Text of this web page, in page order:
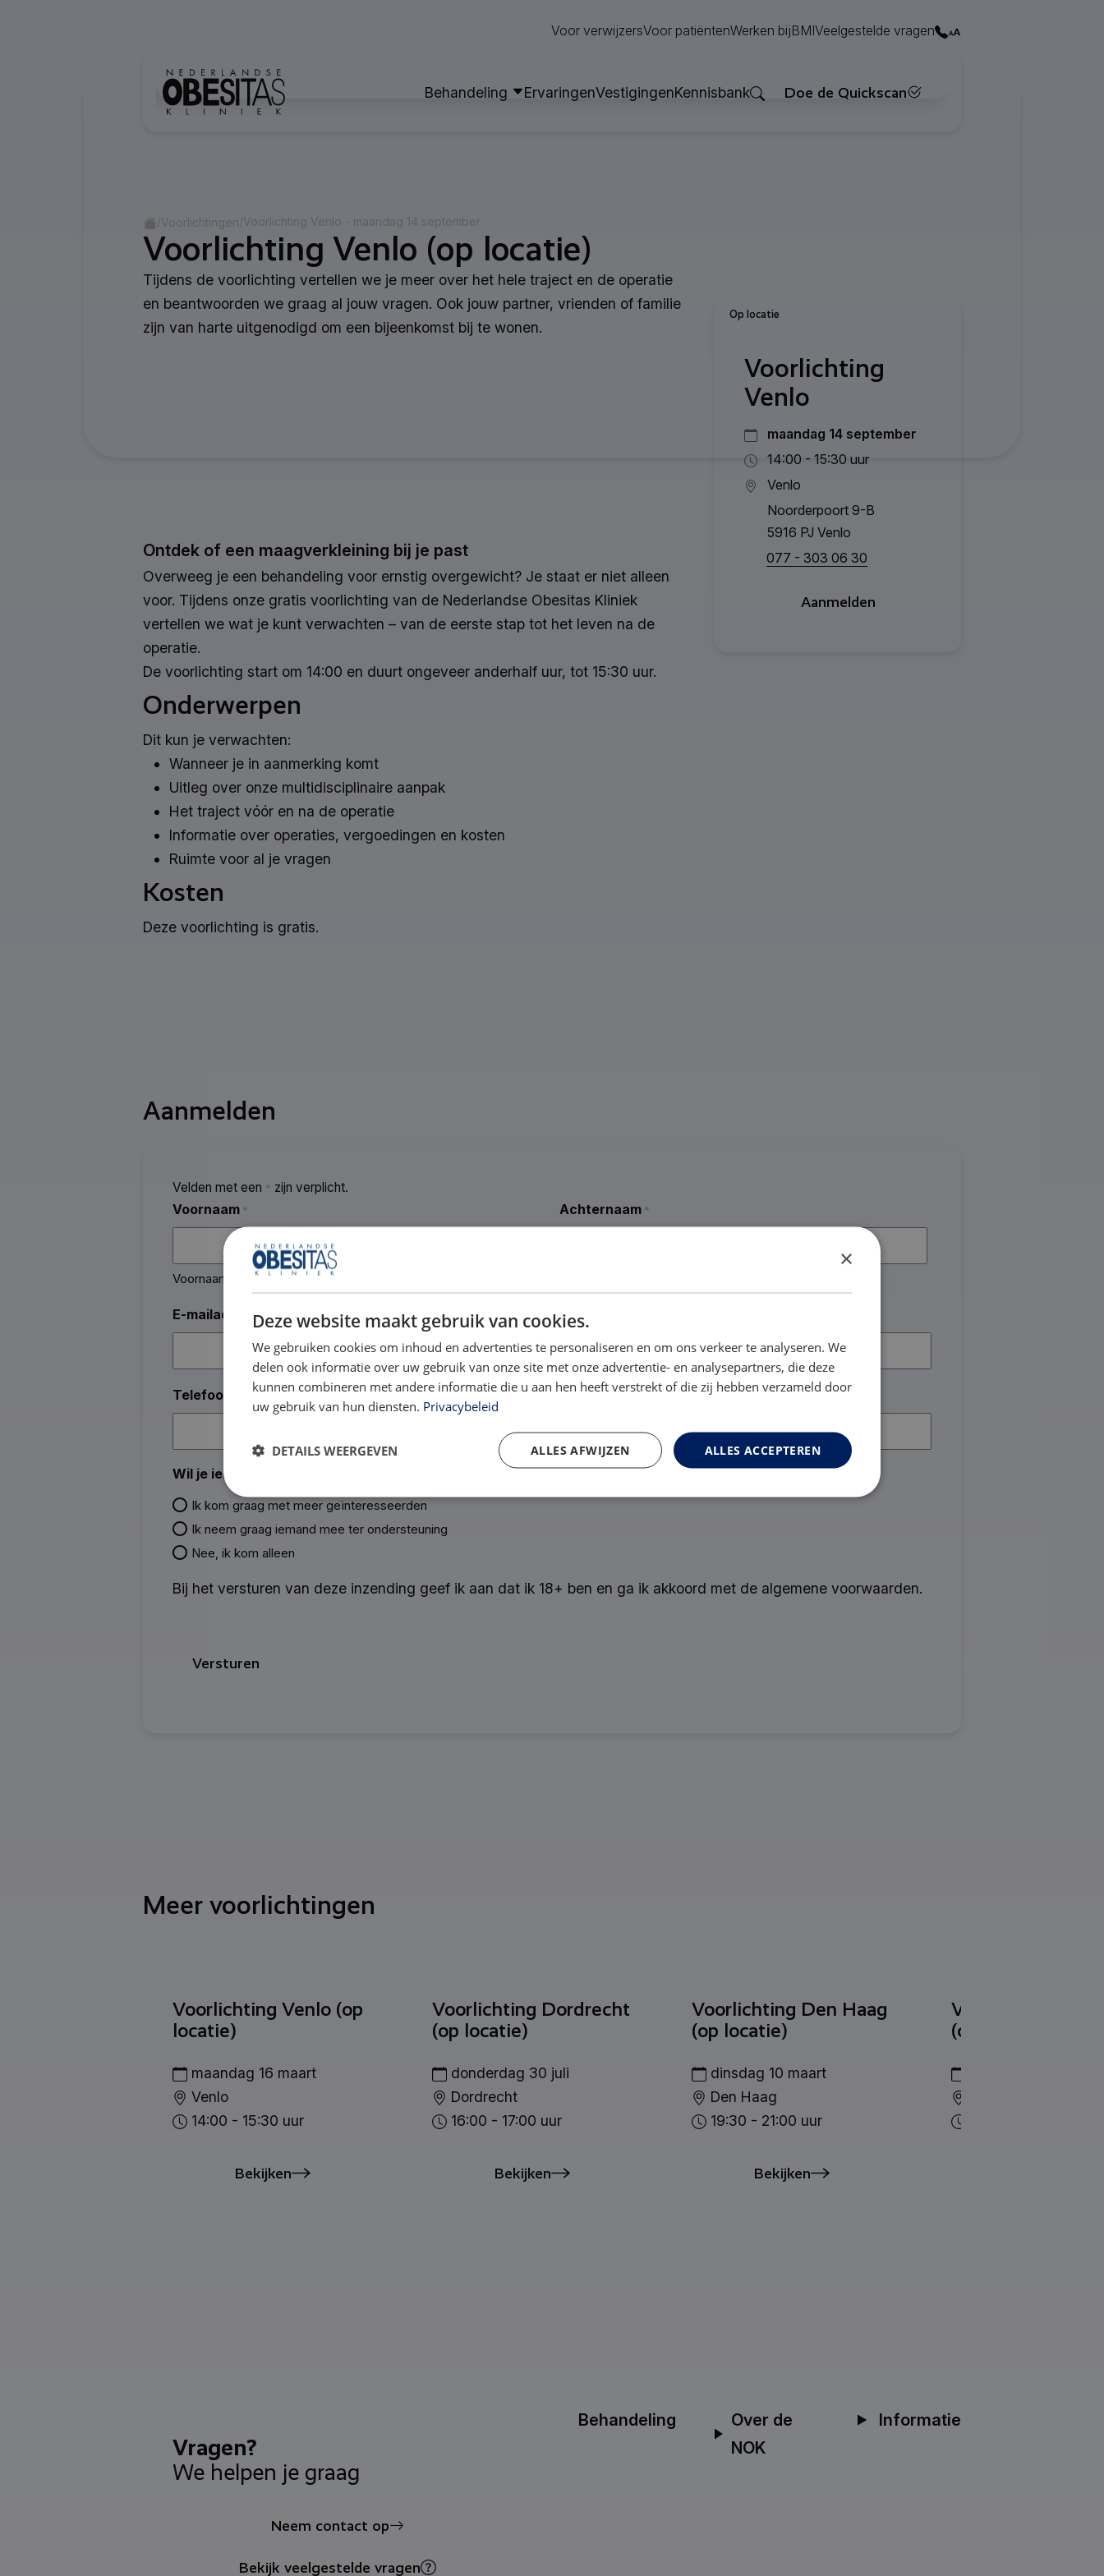
Voor verwijzersVoor patiëntenWerken bijBMIVeelgestelde vragen Contact
Behandeling ErvaringenVestigingenKennisbank Zoeken
Doe de Quickscan
Home
/Voorlichtingen/Voorlichting Venlo - maandag 14 september
Voorlichting Venlo (op locatie)
Tijdens de voorlichting vertellen we je meer over het hele traject en de operatie
en beantwoorden we graag al jouw vragen. Ook jouw partner, vrienden of familie
zijn van harte uitgenodigd om een bijeenkomst bij te wonen.
Ontdek of een maagverkleining bij je past
Overweeg je een behandeling voor ernstig overgewicht? Je staat er niet alleen
voor. Tijdens onze gratis voorlichting van de Nederlandse Obesitas Kliniek
vertellen we wat je kunt verwachten – van de eerste stap tot het leven na de
operatie.
De voorlichting start om 14:00 en duurt ongeveer anderhalf uur, tot 15:30 uur.
Onderwerpen
Dit kun je verwachten:
Wanneer je in aanmerking komt
Uitleg over onze multidisciplinaire aanpak
Het traject vóór en na de operatie
Informatie over operaties, vergoedingen en kosten
Ruimte voor al je vragen
Kosten
Deze voorlichting is gratis.
Op locatie
Voorlichting
Venlo
maandag 14 september
14:00 - 15:30 uur
Venlo
Noorderpoort 9-B
5916 PJ Venlo
077 - 303 06 30
Aanmelden
Aanmelden
Velden met een * zijn verplicht.
Voornaam *
Voornaam
Achternaam *
E-mailadres *
Telefoon
Wil je iemand meenemen? (optioneel)
Ik kom graag met meer geïnteresseerden
Ik neem graag iemand mee ter ondersteuning
Nee, ik kom alleen
Bij het versturen van deze inzending geef ik aan dat ik 18+ ben en ga ik akkoord met de algemene voorwaarden.
Meer voorlichtingen
Voorlichting Venlo (op
locatie)
maandag 16 maart
Venlo
14:00 - 15:30 uur
Bekijken
Voorlichting Dordrecht
(op locatie)
donderdag 30 juli
Dordrecht
16:00 - 17:00 uur
Bekijken
Voorlichting Den Haag
(op locatie)
dinsdag 10 maart
Den Haag
19:30 - 21:00 uur
Bekijken
Voorlichting
(op locatie)
Vragen?
We helpen je graag
Neem contact op
Bekijk veelgestelde vragen
Behandeling
Over de
NOK
Informatie
×
Deze website maakt gebruik van cookies.
We gebruiken cookies om inhoud en advertenties te personaliseren en om ons verkeer te analyseren. We
delen ook informatie over uw gebruik van onze site met onze advertentie- en analysepartners, die deze
kunnen combineren met andere informatie die u aan hen heeft verstrekt of die zij hebben verzameld door
uw gebruik van hun diensten. Privacybeleid
ALLES ACCEPTEREN
ALLES AFWIJZEN
DETAILS WEERGEVEN